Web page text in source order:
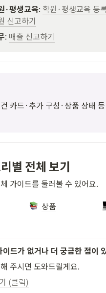
·평생교육: 학원·평생교육 등
신고하기
: 매출 신고하기
카드·추가 구성·상품 상태
별 전체 보기
가이드를 둘러볼 수 있어요.
상품
드가 없거나 더 궁금한 점이
주시면 도와드릴게요.
(클릭)